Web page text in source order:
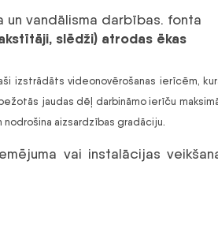
vandālisma darbības. fonta
slēdži) atrodas ēkas
izstrādāts videonovērošanas ierīcēm,
jaudas dēļ darbināmo ierīču
aizsardzības gradāciju.
vai instalācijas